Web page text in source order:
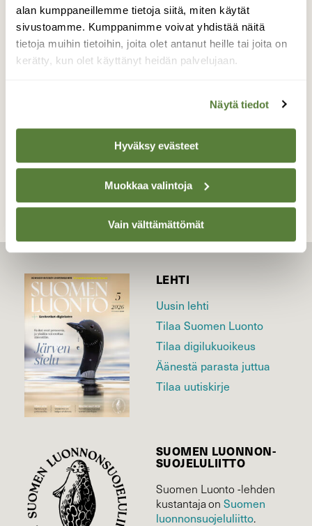
alan kumppaneillemme tietoja siitä, miten käytät
sivustoamme. Kumppanimme voivat yhdistää näitä
tietoja muihin tietoihin, joita olet antanut heille tai joita on
kerätty, kun olet käyttänyt heidän palvelujaan.
Näytä tiedot
Hyväksy evästeet
Muokkaa valintoja
Vain välttämättömät
Ei kiinnosta kaikkia luonnossa liikkujia. Teltta
pystytetään minne huvittaa ja luvattomia
tulipaikkoja on kaikkien lampien rannoilla.
TAKAISIN LISTAAN
LEHTI
Uusin lehti
Tilaa Suomen Luonto
Tilaa digilukuoikeus
Äänestä parasta juttua
Tilaa uutiskirje
SUOMEN LUONNON­
SUOJELU­LIITTO
Suomen Luonto -lehden
kustantaja onSuomen
luonnonsuojelu­liitto.